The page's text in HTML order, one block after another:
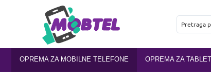
OPREMA ZA MOBILNE TELEFONE OPREMA ZA